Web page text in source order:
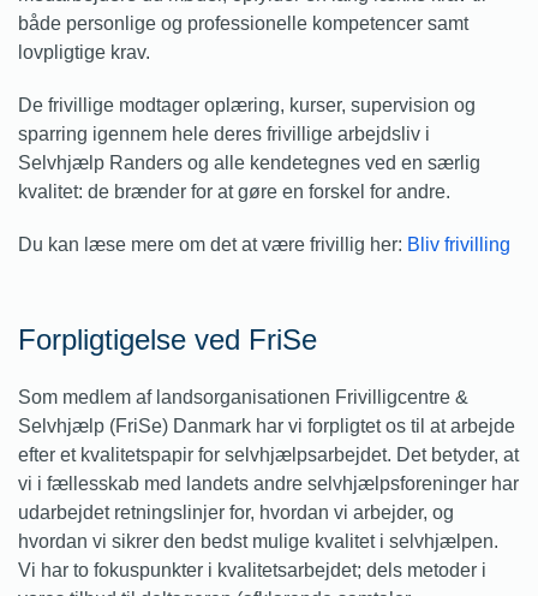
både personlige og professionelle kompetencer samt
lovpligtige krav.
De frivillige modtager oplæring, kurser, supervision og
sparring igennem hele deres frivillige arbejdsliv i
Selvhjælp Randers og alle kendetegnes ved en særlig
kvalitet: de brænder for at gøre en forskel for andre.
Du kan læse mere om det at være frivillig her: Bliv frivilling
Forpligtigelse ved FriSe
Som medlem af landsorganisationen Frivilligcentre &
Selvhjælp (FriSe) Danmark har vi forpligtet os til at arbejde
efter et kvalitetspapir for selvhjælpsarbejdet. Det betyder, at
vi i fællesskab med landets andre selvhjælpsforeninger har
udarbejdet retningslinjer for, hvordan vi arbejder, og
hvordan vi sikrer den bedst mulige kvalitet i selvhjælpen.
Vi har to fokuspunkter i kvalitetsarbejdet; dels metoder i